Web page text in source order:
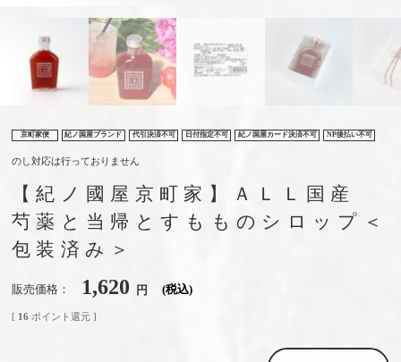
京町家便 紀ノ国屋ブランド 代引決済不可 日付指定不可 紀ノ国屋カード決済不可 NP後払い不可
のし対応は行っておりません
【紀ノ國屋京町家】ＡＬＬ国産
芍薬と当帰とすもものシロップ＜
包装済み＞
販売価格 1,620 税込
[ 16 ポイント還元 ]